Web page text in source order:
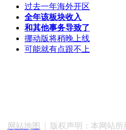
过去一年海外开区
全年该板块收入
和其他事务导致了
挪动版将稍晚上线
可能就有点跟不上
网站地图 | 版权声明：本网站